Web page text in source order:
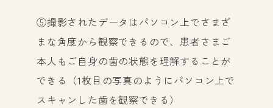
⑤撮影されたデータはパソコン上でさまざ
まな角度から観察できるので、患者さまご
本人もご自身の歯の状態を理解することが
できる（1枚目の写真のようにパソコン上で
スキャンした歯を観察できる）